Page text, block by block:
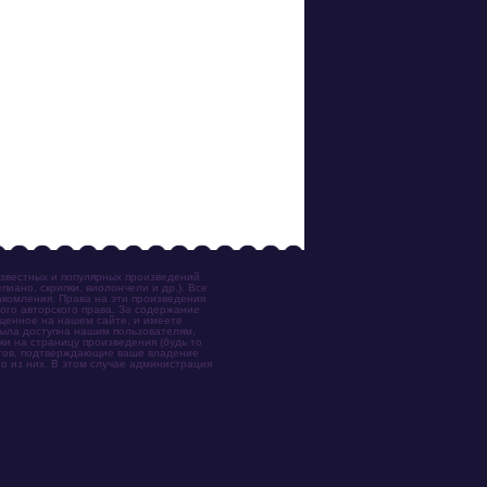
и популярных произведений
скрипки, виолончели и др.). Все
Права на эти произведения
авторского права. За содержание
на нашем сайте, и имеете
доступна нашим пользователям,
на страницу произведения (будь то
подтверждающие ваше владение
из них. В этом случае администрация